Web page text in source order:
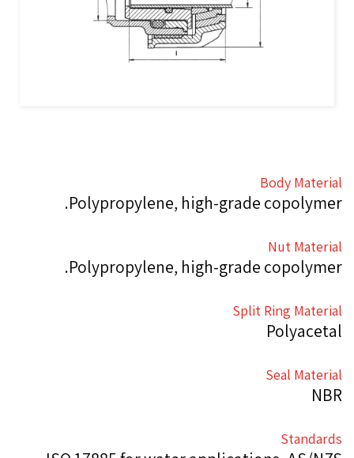
Body Material
Polypropylene, high-grade copolymer.
Nut Material
Polypropylene, high-grade copolymer.
Split Ring Material
Polyacetal
Seal Material
NBR
Standards